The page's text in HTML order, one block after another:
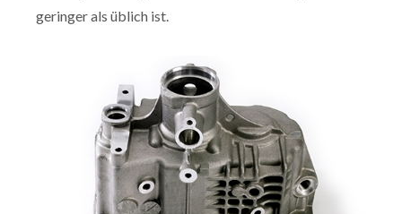
geringer als üblich ist.